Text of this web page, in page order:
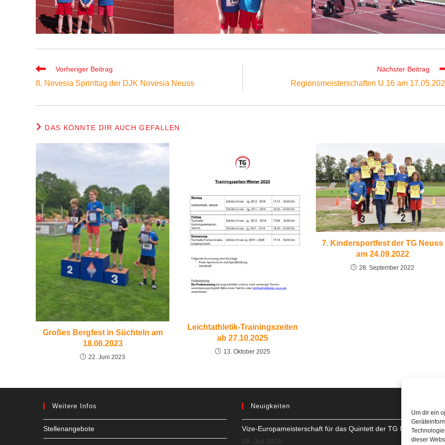
Um dir ein
dieser
Weitere
ansehen
Vorheriger Beitrag
8. Novesia Sprinttag der DJK Novesia Neuss
Nächster Beitrag
Regionsmeisterschaften U 16 am
DAS KÖNNTE DIR AUCH GEFALLEN
Großes Bergfest in Süchteln am
18.06.2023
22. Juni 2023
Leichtathletik-Trainingszeiten
ab 27.10.2025
13. Oktober 2025
7. Kindersportfest der TG Neuss
am 24.09.2022
28. September 2022
Weitere Infos
Stellenangebote
Neuigkeiten
Vize-Europameisterschaft für das Quintett der TG Neuss
28. Juli 2026